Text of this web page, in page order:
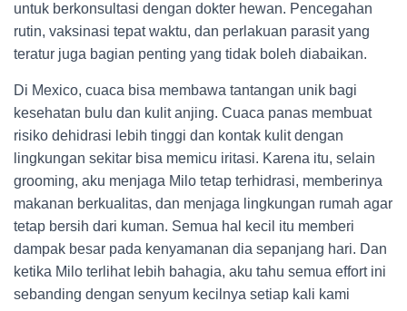
untuk berkonsultasi dengan dokter hewan. Pencegahan
rutin, vaksinasi tepat waktu, dan perlakuan parasit yang
teratur juga bagian penting yang tidak boleh diabaikan.
Di Mexico, cuaca bisa membawa tantangan unik bagi
kesehatan bulu dan kulit anjing. Cuaca panas membuat
risiko dehidrasi lebih tinggi dan kontak kulit dengan
lingkungan sekitar bisa memicu iritasi. Karena itu, selain
grooming, aku menjaga Milo tetap terhidrasi, memberinya
makanan berkualitas, dan menjaga lingkungan rumah agar
tetap bersih dari kuman. Semua hal kecil itu memberi
dampak besar pada kenyamanan dia sepanjang hari. Dan
ketika Milo terlihat lebih bahagia, aku tahu semua effort ini
sebanding dengan senyum kecilnya setiap kali kami